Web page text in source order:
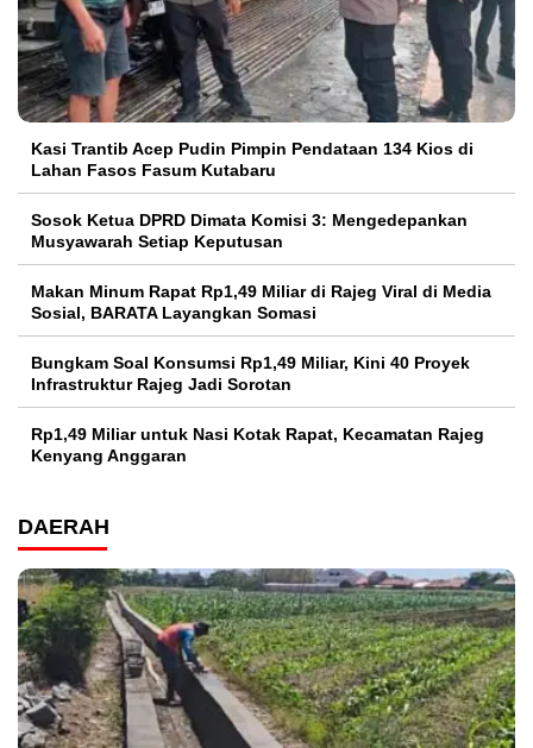
Kasi Trantib Acep Pudin Pimpin Pendataan 134 Kios di
Lahan Fasos Fasum Kutabaru
Sosok Ketua DPRD Dimata Komisi 3: Mengedepankan
Musyawarah Setiap Keputusan
Makan Minum Rapat Rp1,49 Miliar di Rajeg Viral di Media
Sosial, BARATA Layangkan Somasi
Bungkam Soal Konsumsi Rp1,49 Miliar, Kini 40 Proyek
Infrastruktur Rajeg Jadi Sorotan
Rp1,49 Miliar untuk Nasi Kotak Rapat, Kecamatan Rajeg
Kenyang Anggaran
DAERAH